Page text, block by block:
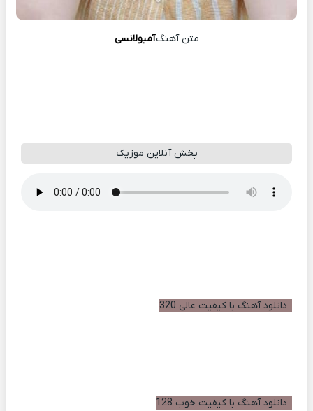
متن آهنگآمبولانسی
پخش آنلاین موزیک
دانلود آهنگ با کیفیت عالی 320
دانلود آهنگ با کیفیت خوب 128